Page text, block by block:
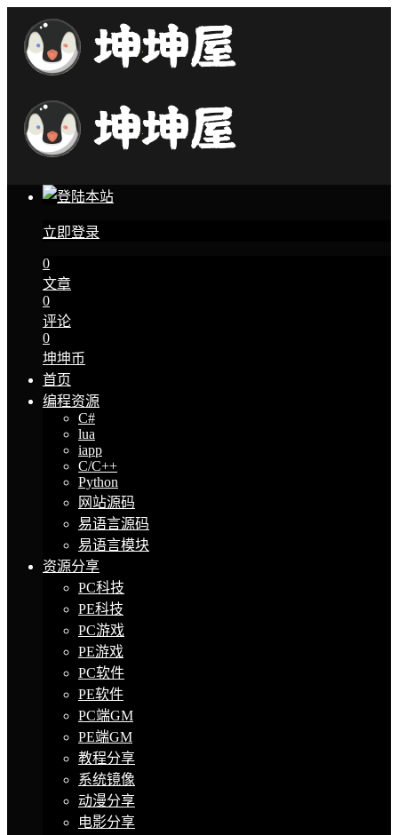
立即登录
0
文章
0
评论
0
坤坤币
首页
编程资源
C#
lua
iapp
C/C++
Python
网站源码
易语言源码
易语言模块
资源分享
PC科技
PE科技
PC游戏
PE游戏
PC软件
PE软件
PC端GM
PE端GM
教程分享
系统镜像
动漫分享
电影分享